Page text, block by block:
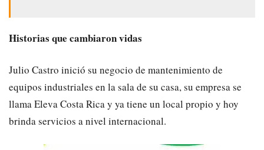
Historias que cambiaron vidas
Julio Castro inició su negocio de mantenimiento de
equipos industriales en la sala de su casa, su empresa se
llama Eleva Costa Rica y ya tiene un local propio y hoy
brinda servicios a nivel internacional.